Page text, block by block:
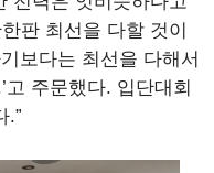
판 최선을 다할 것이
보다는 최선을 다해서
주문했다. 입단대회
.”